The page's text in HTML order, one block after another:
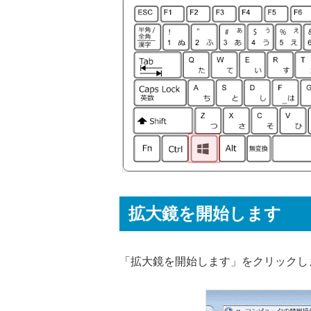
拡大鏡を開始します
「拡大鏡を開始します」をクリック